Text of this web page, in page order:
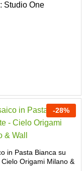
Studio One
-28%
in Pasta Bianca su
Cielo Origami Milano &